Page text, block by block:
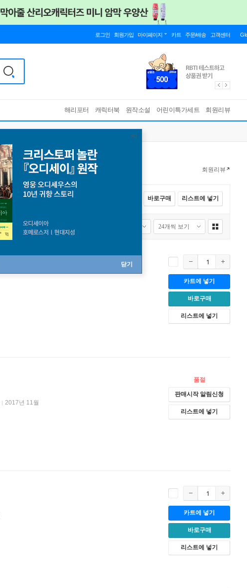
로그인 회원가입 마이페이지 카트 주문/배송 고객센터
해리포터 캐릭터북 원작소설 어린이특가세트 회원리뷰
닫기
회원리뷰
전체선택 바로구매 리스트에 넣기
카트에 넣기
바로구매
리스트에 넣기
2017년 11월
품절
판매시작 알림신청
리스트에 넣기
카트에 넣기
바로구매
리스트에 넣기